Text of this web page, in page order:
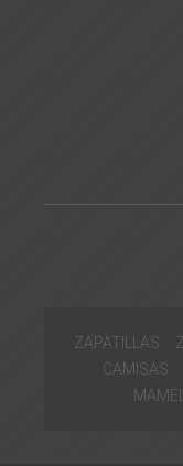
ZAPATILLAS
CAMISAS